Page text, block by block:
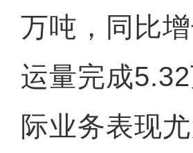
万吨，同比
运量完成
际业务表现